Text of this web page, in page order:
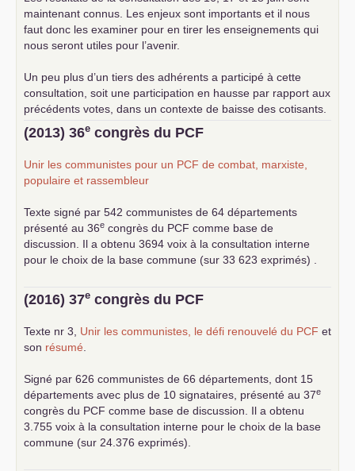
maintenant connus. Les enjeux sont importants et il nous
faut donc les examiner pour en tirer les enseignements qui
nous seront utiles pour l’avenir.
Un peu plus d’un tiers des adhérents a participé à cette
consultation, soit une participation en hausse par rapport aux
précédents votes, dans un contexte de baisse des cotisants.
... lire la suite
(2013) 36e congrès du PCF
Unir les communistes pour un PCF de combat, marxiste,
populaire et rassembleur
Texte signé par 542 communistes de 64 départements
présenté au 36e congrès du PCF comme base de
discussion. Il a obtenu 3694 voix à la consultation interne
pour le choix de la base commune (sur 33 623 exprimés) .
(2016) 37e congrès du PCF
Texte nr 3, Unir les communistes, le défi renouvelé du PCF et
son résumé
Signé par 626 communistes de 66 départements, dont 15
départements avec plus de 10 signataires, présenté au 37e
congrès du PCF comme base de discussion. Il a obtenu
3.755 voix à la consultation interne pour le choix de la base
commune (sur 24.376 exprimés).